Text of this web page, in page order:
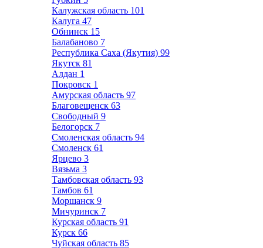
Калужская область 101
Калуга 47
Обнинск 15
Балабаново 7
Республика Саха (Якутия) 99
Якутск 81
Алдан 1
Покровск 1
Амурская область 97
Благовещенск 63
Свободный 9
Белогорск 7
Смоленская область 94
Смоленск 61
Ярцево 3
Вязьма 3
Тамбовская область 93
Тамбов 61
Моршанск 9
Мичуринск 7
Курская область 91
Курск 66
Чуйская область 85